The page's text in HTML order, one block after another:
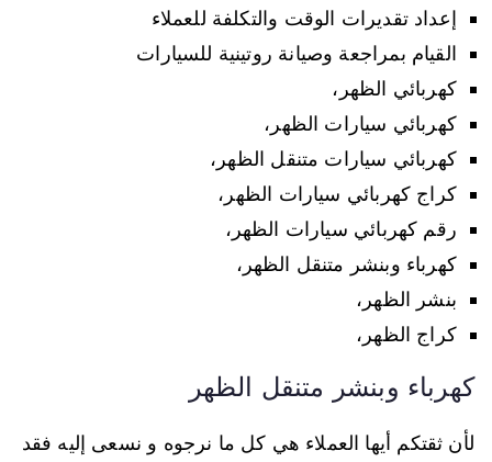
إعداد تقديرات الوقت والتكلفة للعملاء
القيام بمراجعة وصيانة روتينية للسيارات
كهربائي الظهر،
كهربائي سيارات الظهر،
كهربائي سيارات متنقل الظهر،
كراج كهربائي سيارات الظهر،
رقم كهربائي سيارات الظهر،
كهرباء وبنشر متنقل الظهر،
بنشر الظهر،
كراج الظهر،
كهرباء وبنشر متنقل الظهر
لأن ثقتكم أيها العملاء هي كل ما نرجوه و نسعى إليه فقد